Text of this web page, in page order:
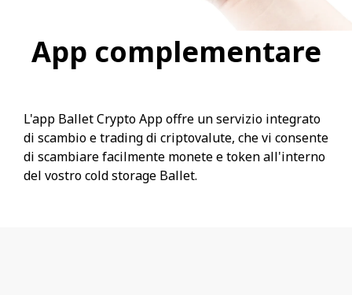
App complementare
L'app Ballet Crypto App offre un servizio integrato
di scambio e trading di criptovalute, che vi consente
di scambiare facilmente monete e token all'interno
del vostro cold storage Ballet.